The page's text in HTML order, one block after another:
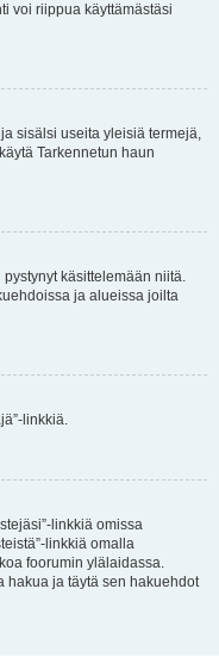
voi riippua käyttämästäsi
sisälsi useita yleisiä termejä,
Tarkennetun haun
käsittelemään niitä.
ja alueissa joilta
linkkiä.
linkkiä omissa
linkkiä omalla
foorumin ylälaidassa.
hakua ja täytä sen hakuehdot